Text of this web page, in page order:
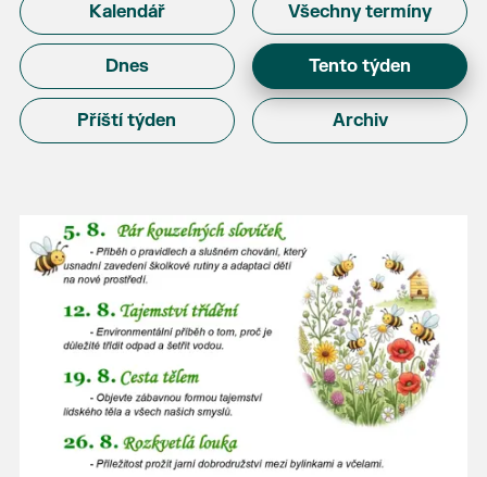
Kalendář Všechny termíny
Dnes Tento týden
Příští týden Archiv